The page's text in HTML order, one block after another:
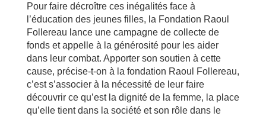
Pour faire décroître ces inégalités face à
l’éducation des jeunes filles, la Fondation Raoul
Follereau lance une campagne de collecte de
fonds et appelle à la générosité pour les aider
dans leur combat. Apporter son soutien à cette
cause, précise-t-on à la fondation Raoul Follereau,
c’est s’associer à la nécessité de leur faire
découvrir ce qu’est la dignité de la femme, la place
qu’elle tient dans la société et son rôle dans le